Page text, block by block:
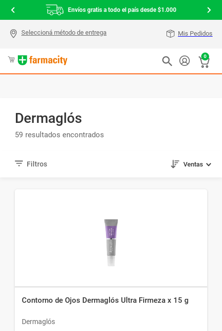
Envíos gratis a todo el país desde $1.000
Mis Pedidos
0
Dermaglós
59
Ventas
Contorno de Ojos Dermaglós Ultra Firmeza x 15 g
Dermaglós